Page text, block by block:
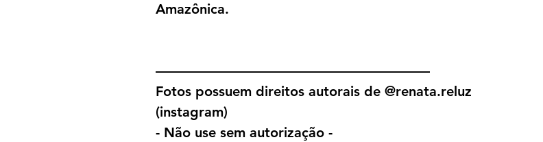
Amazônica.
————————————————————
Fotos possuem direitos autorais de @renata.reluz
(instagram)
- Não use sem autorização -